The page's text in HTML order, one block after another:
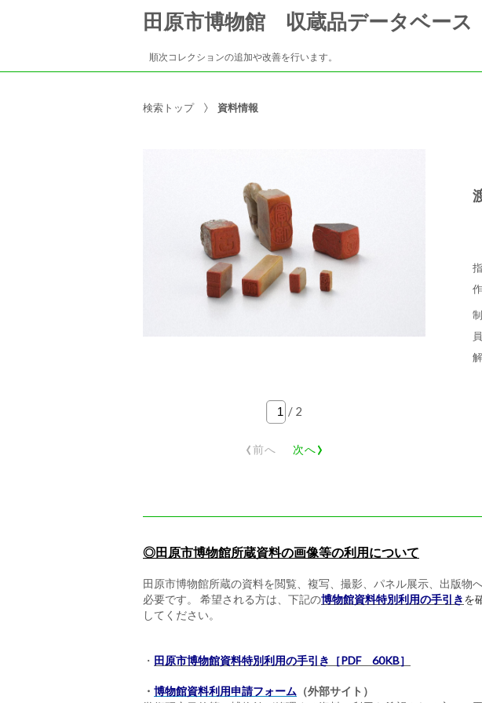
田原市博物館 収蔵品データベース
順次コレクションの追加や改善を行います。
検索トップ 資料情報
/ 2
‹前へ 次へ›
◎田原市博物館所蔵資料の画像等の利用について
田原市博物館所蔵の資料を閲覧、複写、撮影、パネル展示、出版
必要です。 希望される方は、下記の博物館資料特別利用の手引きを
してください。
・ 田原市博物館資料特別利用の手引き［PDF 60KB］
・ 博物館資料利用申請フォーム （外部サイト）